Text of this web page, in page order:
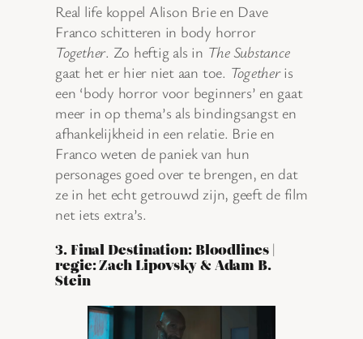
Real life koppel Alison Brie en Dave
Franco schitteren in body horror
Together. Zo heftig als in The Substance
gaat het er hier niet aan toe. Togetheris
een ‘body horror voor beginners’ en gaat
meer in op thema’s als bindingsangst en
afhankelijkheid in een relatie. Brie en
Franco weten de paniek van hun
personages goed over te brengen, en dat
ze in het echt getrouwd zijn, geeft de film
net iets extra’s.
3. Final Destination: Bloodlines |
regie: Zach Lipovsky & Adam B.
Stein